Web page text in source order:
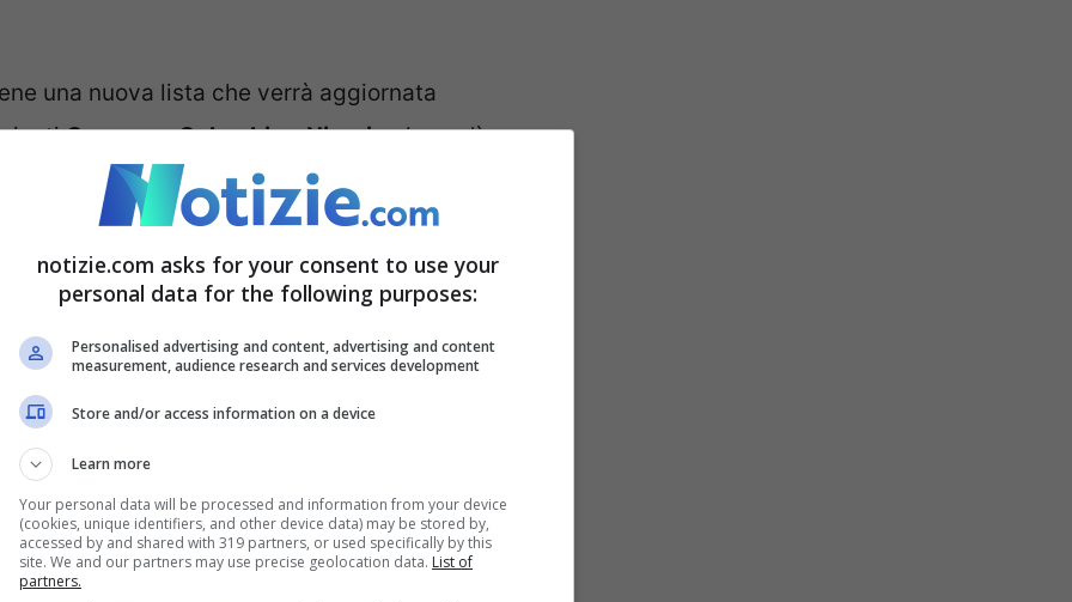
una nuova lista che verrà aggiornata
Camerun, Colombia e Nigeria, dove c’è
le zone. “
Nel momento in cui l’elenco dei
non può disapplicare la legge”,ha spiegato
ma anche di anticipare, come
che noi riteniamo addirittura più
degli Esteri
“Difficile individuare
notizie.com asks for your consent to use your
personal data for the following purposes:
Personalised advertising and content, advertising and content
measurement, audience research and services development
Store and/or access information on a device
Learn more
Your personal data will be processed and information from your device
(cookies, unique identifiers, and other device data) may be stored by,
accessed by and shared with 319 partners, or used specifically by this
site. We and our partners may use precise geolocation data. List of
partners.